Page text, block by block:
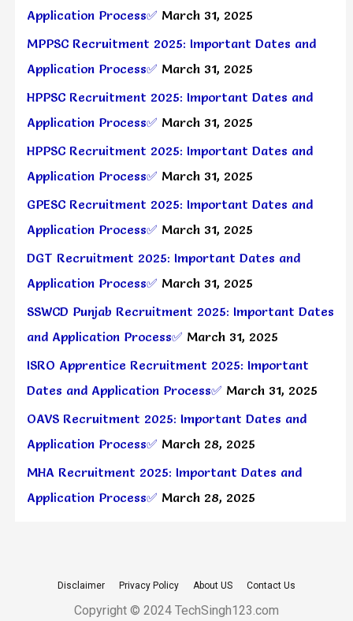
Application Process✅ March 31, 2025
MPPSC Recruitment 2025: Important Dates and
Application Process✅ March 31, 2025
HPPSC Recruitment 2025: Important Dates and
Application Process✅ March 31, 2025
HPPSC Recruitment 2025: Important Dates and
Application Process✅ March 31, 2025
GPESC Recruitment 2025: Important Dates and
Application Process✅ March 31, 2025
DGT Recruitment 2025: Important Dates and
Application Process✅ March 31, 2025
SSWCD Punjab Recruitment 2025: Important Dates
and Application Process✅ March 31, 2025
ISRO Apprentice Recruitment 2025: Important
Dates and Application Process✅ March 31, 2025
OAVS Recruitment 2025: Important Dates and
Application Process✅ March 28, 2025
MHA Recruitment 2025: Important Dates and
Application Process✅ March 28, 2025
Disclaimer Privacy Policy About US Contact Us
Copyright © 2024 TechSingh123.com